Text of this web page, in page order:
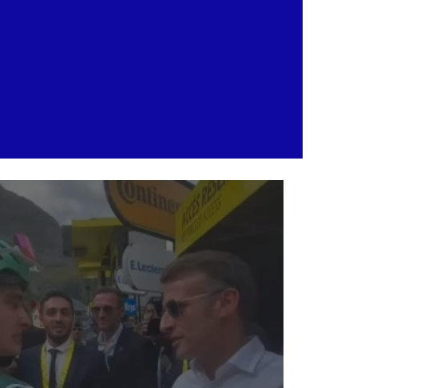
Cap-Ferret : face à l'enfer des
flammes, l'hommage de
Benjamin Castaldi aux héros
de l'ombre